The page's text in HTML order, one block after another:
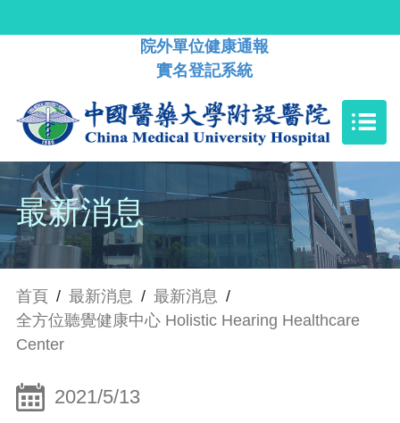
院外單位健康通報
實名登記系統
最新消息
首頁 / 最新消息 / 最新消息 /
全方位聽覺健康中心 Holistic Hearing Healthcare
Center
2021/5/13